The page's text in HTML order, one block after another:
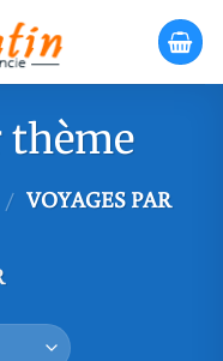
thème
/ VOYAGES PAR